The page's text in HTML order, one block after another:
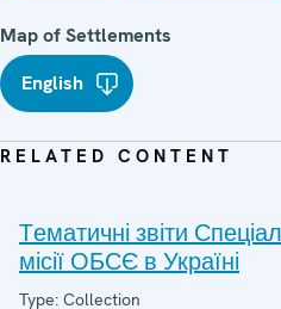
Map of Settlements
English
RELATED CONTENT
Tематичні звіти
місії ОБСЄ в Україні
Type: Collection